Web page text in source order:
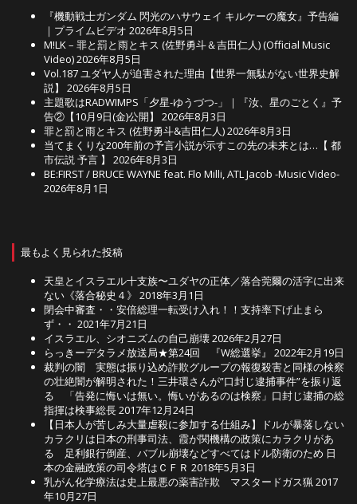
『機動戦士ガンダム 閃光のハサウェイ キルケーの魔女』予告編
｜プライムビデオ 2026年8月5日
M!LK – 罪と罰と雨とキス (佐野勇斗＆吉田仁人) (Official Music
Video)2026年8月5日
Vol.187 ユダヤ人が迫害された理由【世界一無駄がない世界史解
説】
2026年8月5日
主題歌はRADWIMPS「夕星-ゆうづつ-」｜『汝、星のごとく』予
告②【10月9日(金)公開】
2026年8月3日
罪と罰と雨とキス (佐野勇斗&吉田仁人)2026年8月3日
当てまくりな200年前の予言小説が示すこの先の未来とは…【 都
市伝説 予言 】
2026年8月3日
BE:FIRST / BRUCE WAYNE feat. Flo Milli, ATL Jacob -Music Video-
2026年8月1日
最もよく見られた投稿
天皇とイスラエル十支族〜ユダヤの正体／落合莞爾の活字に出来
ない《落合秘史４》 2018年3月1日
閉会中審査・・安倍総理一転受け入れ！！支持率下げ止まら
ず・・ 2021年7月21日
イスラエル、シオニズムの自己崩壊2026年2月27日
らっきーデタラメ放送局★第24回 『W総選挙』
2022年2月19日
裁判の闇 実態は振り込め詐欺グループの報復殺害と同様の検察
の壮絶闇が解明された！三井環さんが”口封じ逮捕事件”を振り返
る 「告発に悔いは無い。悔いがあるのは検察」口封じ逮捕の総
指揮は検事総長2017年12月24日
【日本人が苦しみ大量虐殺に参加する仕組み】ドルが暴落しない
カラクリは日本の刑事司法、霞が関機構の政策にカラクリがあ
る 足利銀行倒産、バブル崩壊などすべてはドル防衛のため 日
本の金融政策の司令塔はＣＦＲ 2018年5月3日
乳がん化学療法は史上最悪の薬害詐欺 マスタードガス猟 2017
年10月27日